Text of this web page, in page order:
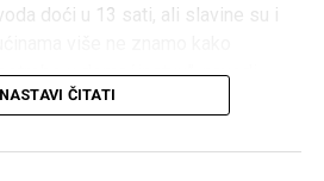
doći u 13 sati, ali slavine su i
u domaćinstvu”, navodi
prelaze40 stepeni Celzijusa
NASTAVI ČITATI